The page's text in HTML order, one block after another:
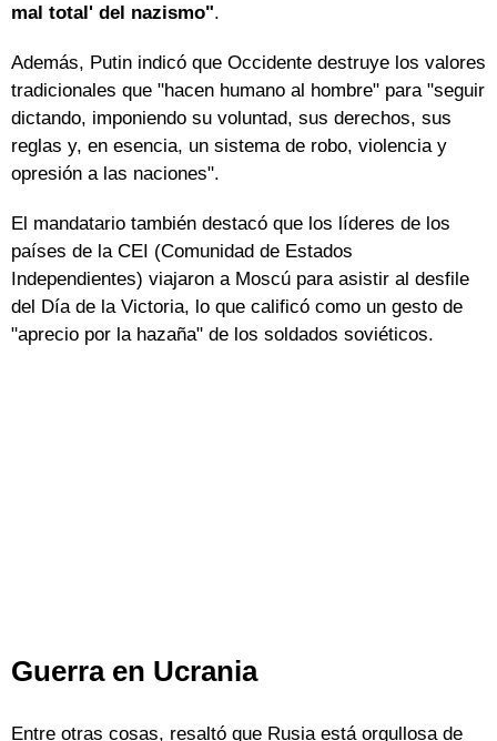
mal total' del nazismo".
Además, Putin indicó que Occidente destruye los valores
tradicionales que "hacen humano al hombre" para "seguir
dictando, imponiendo su voluntad, sus derechos, sus
reglas y, en esencia, un sistema de robo, violencia y
opresión a las naciones".
El mandatario también destacó que los líderes de los
países de la CEI (Comunidad de Estados
Independientes) viajaron a Moscú para asistir al desfile
del Día de la Victoria, lo que calificó como un gesto de
"aprecio por la hazaña" de los soldados soviéticos.
Guerra en Ucrania
Entre otras cosas, resaltó que Rusia está orgullosa de